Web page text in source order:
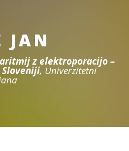
JAN
z elektroporacijo –
, Univerzitetni